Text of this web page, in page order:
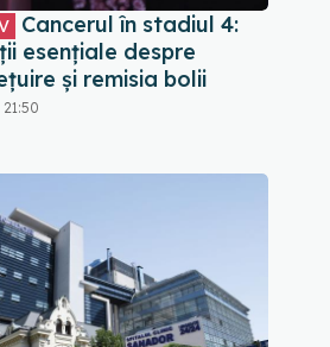
Cancerul în stadiul 4:
esențiale despre
și remisia bolii